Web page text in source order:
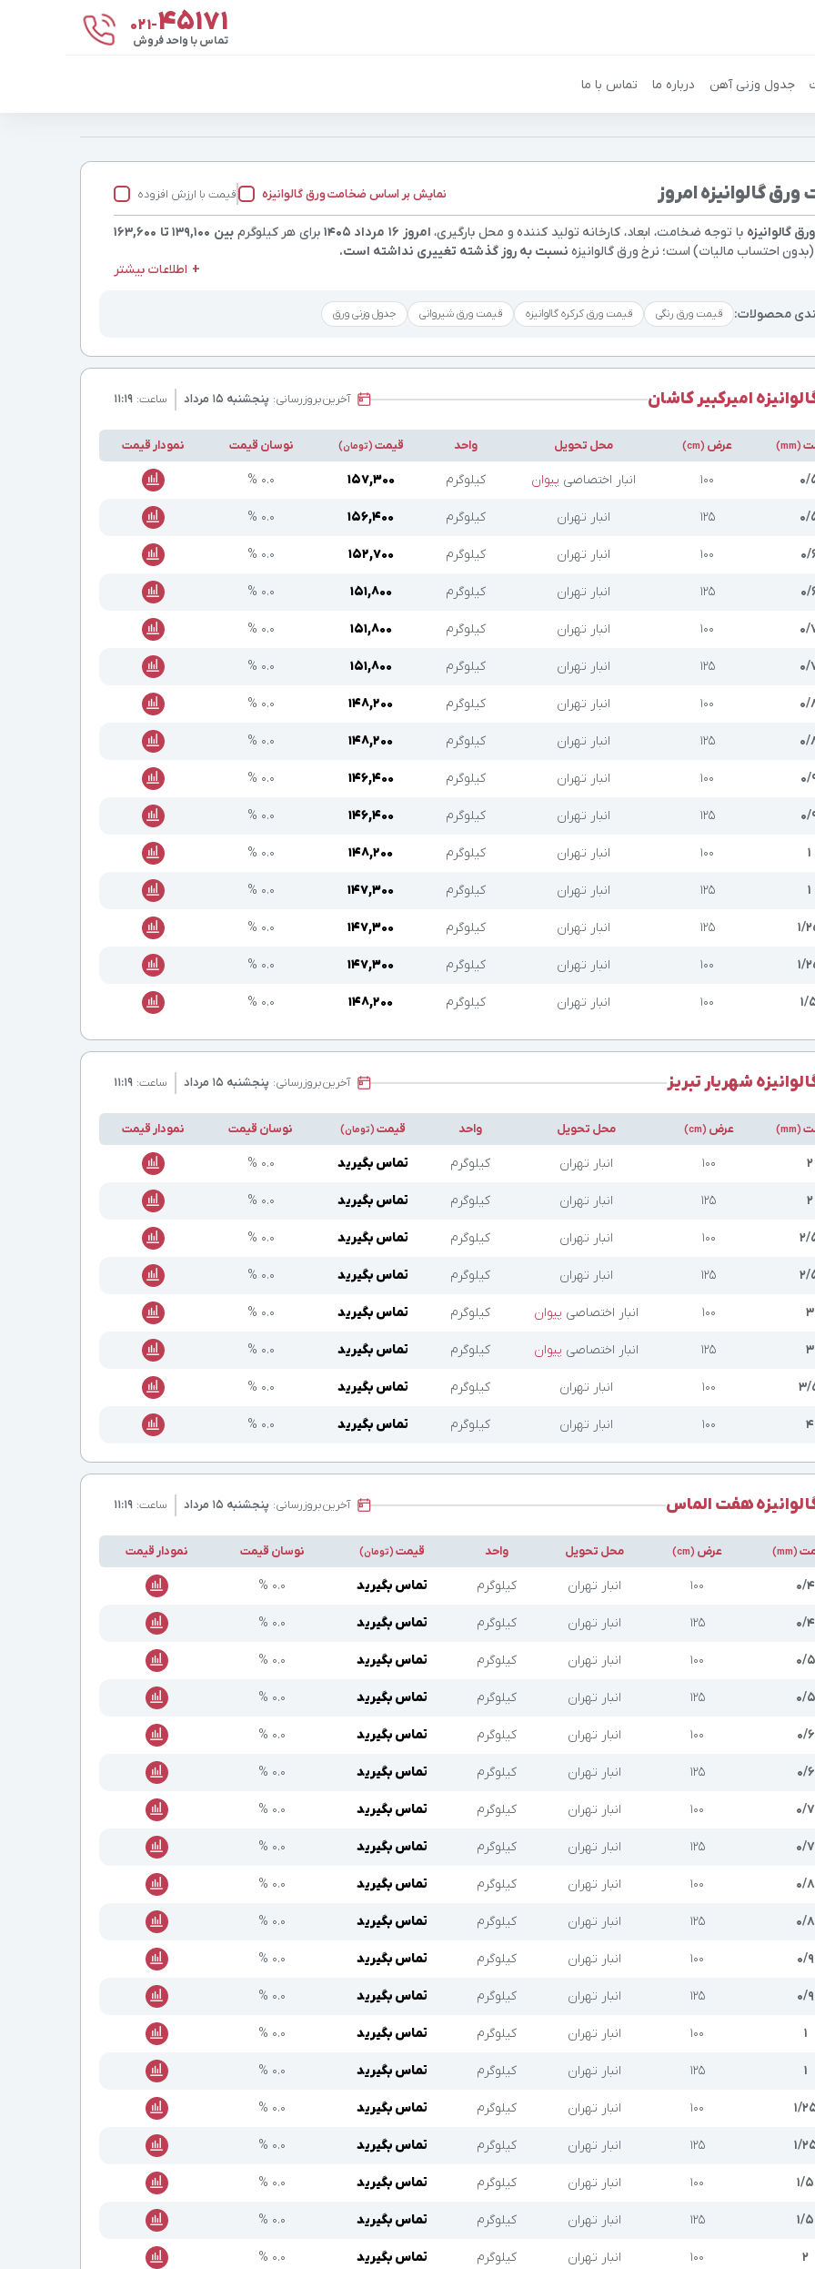
021-۴۵۱۷۱
تماس با واحد فروش
جدول وزنی آهن درباره ما تماس با ما
گالوانیزه امروز نمایش بر اساس ضخامتورق گالوانیزه قیمت با ارزش افزوده
گالوانیزه با توجه ضخامت، ابعاد، کارخانه تولید کننده و محل بارگیری،امروز ۱۶ مرداد ۱۴۰۵ برای هر کیلوگرم
بین 139,100 تا 163,600
احتساب مالیات) است؛ نرخ ورق گالوانیزه نسبت به روز گذشته تغییری نداشته است.
اطلاعات بیشتر
محصولات: قیمت ورق رنگی قیمت ورق کرکره گالوانیزه قیمت ورق شیروانی جدول وزنی ورق
امیرکبیر کاشان آخرینبروزرسانی: پنجشنبه ۱۵ مرداد ساعت: ۱۱:۱۹
(mm) عرض (cm) محل تحویل واحد قیمت (تومان) نوسان قیمت نمودار قیمت
۵ ۱۰۰ انبار اختصاصی پیوان کیلوگرم ۱۵۷,۳۰۰ ۰.۰ %
۵ ۱۲۵ انبار تهران کیلوگرم ۱۵۶,۴۰۰ ۰.۰ %
۶ ۱۰۰ انبار تهران کیلوگرم ۱۵۲,۷۰۰ ۰.۰ %
۶ ۱۲۵ انبار تهران کیلوگرم ۱۵۱,۸۰۰ ۰.۰ %
۷ ۱۰۰ انبار تهران کیلوگرم ۱۵۱,۸۰۰ ۰.۰ %
۷ ۱۲۵ انبار تهران کیلوگرم ۱۵۱,۸۰۰ ۰.۰ %
۸ ۱۰۰ انبار تهران کیلوگرم ۱۴۸,۲۰۰ ۰.۰ %
۸ ۱۲۵ انبار تهران کیلوگرم ۱۴۸,۲۰۰ ۰.۰ %
۹ ۱۰۰ انبار تهران کیلوگرم ۱۴۶,۴۰۰ ۰.۰ %
۹ ۱۲۵ انبار تهران کیلوگرم ۱۴۶,۴۰۰ ۰.۰ %
۱ ۱۰۰ انبار تهران کیلوگرم ۱۴۸,۲۰۰ ۰.۰ %
۱ ۱۲۵ انبار تهران کیلوگرم ۱۴۷,۳۰۰ ۰.۰ %
۲۵ ۱۲۵ انبار تهران کیلوگرم ۱۴۷,۳۰۰ ۰.۰ %
۲۵ ۱۰۰ انبار تهران کیلوگرم ۱۴۷,۳۰۰ ۰.۰ %
۵ ۱۰۰ انبار تهران کیلوگرم ۱۴۸,۲۰۰ ۰.۰ %
شهریار تبریز آخرینبروزرسانی: پنجشنبه ۱۵ مرداد ساعت: ۱۱:۱۹
(mm) عرض (cm) محل تحویل واحد قیمت (تومان) نوسان قیمت نمودار قیمت
۲ ۱۰۰ انبار تهران کیلوگرم تماس بگیرید ۰.۰ %
۲ ۱۲۵ انبار تهران کیلوگرم تماس بگیرید ۰.۰ %
۵ ۱۰۰ انبار تهران کیلوگرم تماس بگیرید ۰.۰ %
۵ ۱۲۵ انبار تهران کیلوگرم تماس بگیرید ۰.۰ %
۳ ۱۰۰ انبار اختصاصی پیوان کیلوگرم تماس بگیرید ۰.۰ %
۳ ۱۲۵ انبار اختصاصی پیوان کیلوگرم تماس بگیرید ۰.۰ %
۵ ۱۰۰ انبار تهران کیلوگرم تماس بگیرید ۰.۰ %
۴ ۱۰۰ انبار تهران کیلوگرم تماس بگیرید ۰.۰ %
هفت الماس آخرینبروزرسانی: پنجشنبه ۱۵ مرداد ساعت: ۱۱:۱۹
(mm) عرض (cm) محل تحویل واحد قیمت (تومان) نوسان قیمت نمودار قیمت
۰/۴ ۱۰۰ انبار تهران کیلوگرم تماس بگیرید ۰.۰ %
۰/۴ ۱۲۵ انبار تهران کیلوگرم تماس بگیرید ۰.۰ %
۰/۵ ۱۰۰ انبار تهران کیلوگرم تماس بگیرید ۰.۰ %
۰/۵ ۱۲۵ انبار تهران کیلوگرم تماس بگیرید ۰.۰ %
۰/۶ ۱۰۰ انبار تهران کیلوگرم تماس بگیرید ۰.۰ %
۰/۶ ۱۲۵ انبار تهران کیلوگرم تماس بگیرید ۰.۰ %
۰/۷ ۱۰۰ انبار تهران کیلوگرم تماس بگیرید ۰.۰ %
۰/۷ ۱۲۵ انبار تهران کیلوگرم تماس بگیرید ۰.۰ %
۰/۸ ۱۰۰ انبار تهران کیلوگرم تماس بگیرید ۰.۰ %
۰/۸ ۱۲۵ انبار تهران کیلوگرم تماس بگیرید ۰.۰ %
۰/۹ ۱۰۰ انبار تهران کیلوگرم تماس بگیرید ۰.۰ %
۰/۹ ۱۲۵ انبار تهران کیلوگرم تماس بگیرید ۰.۰ %
۱ ۱۰۰ انبار تهران کیلوگرم تماس بگیرید ۰.۰ %
۱ ۱۲۵ انبار تهران کیلوگرم تماس بگیرید ۰.۰ %
۲۵ ۱۰۰ انبار تهران کیلوگرم تماس بگیرید ۰.۰ %
۲۵ ۱۲۵ انبار تهران کیلوگرم تماس بگیرید ۰.۰ %
۱/۵ ۱۰۰ انبار تهران کیلوگرم تماس بگیرید ۰.۰ %
۱/۵ ۱۲۵ انبار تهران کیلوگرم تماس بگیرید ۰.۰ %
۲ ۱۰۰ انبار تهران کیلوگرم تماس بگیرید ۰.۰ %